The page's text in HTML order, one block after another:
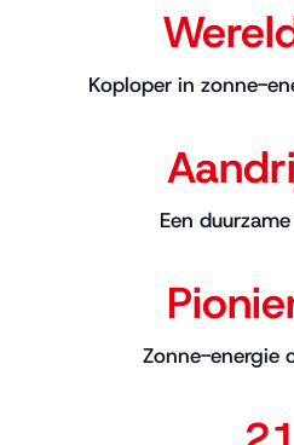
Koploper in zonne-
Een
Zonne-energie